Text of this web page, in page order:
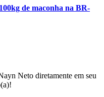
de maconha na BR-
Neto diretamente em seu